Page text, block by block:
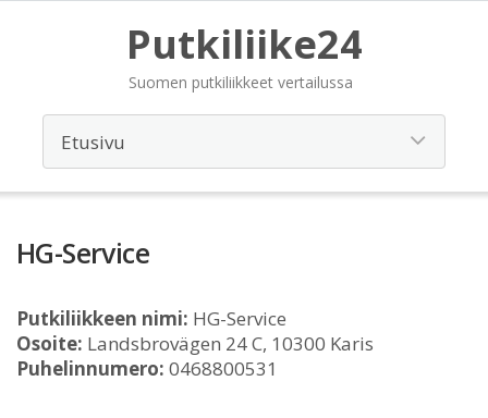
Putkiliike24
Suomen putkiliikkeet vertailussa
HG-Service
Putkiliikkeen nimi: HG-Service
Osoite: Landsbrovägen 24 C, 10300 Karis
Puhelinnumero: 0468800531